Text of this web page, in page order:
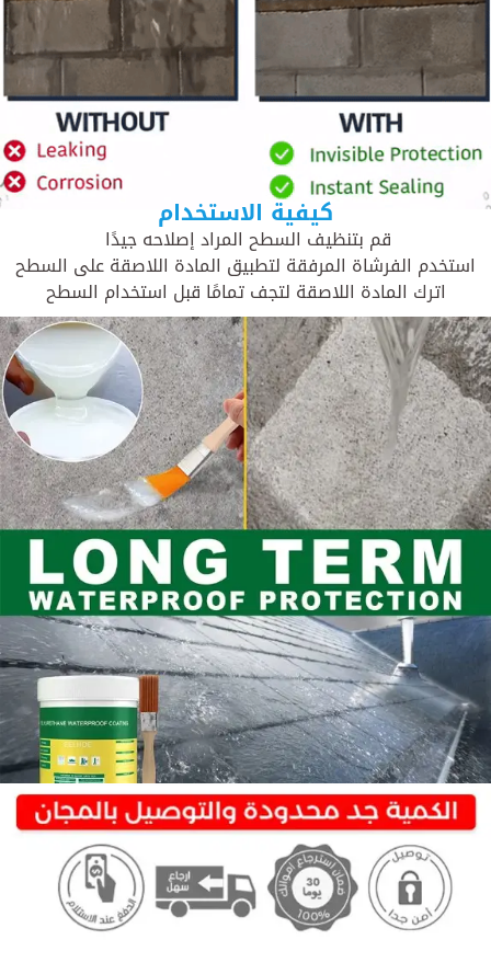
كيفية الاستخدام
قم بتنظيف السطح المراد إصلاحه جيدًا
استخدم الفرشاة المرفقة لتطبيق المادة اللاصقة على السطح
اترك المادة اللاصقة لتجف تمامًا قبل استخدام السطح